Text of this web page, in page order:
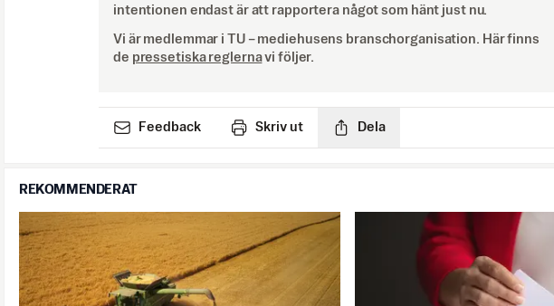
intentionen endast är att rapportera något som hänt just nu.
Vi är medlemmar i TU – mediehusens branschorganisation. Här finns
de pressetiska reglernavi följer.
Feedback Skriv ut Dela
REKOMMENDERAT